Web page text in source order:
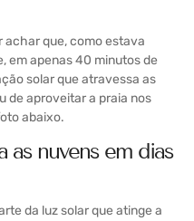
achar que, como estava
em apenas 40 minutos de
solar que atravessa as
de aproveitar a praia nos
abaixo.
as nuvens em dias
da luz solar que atinge a